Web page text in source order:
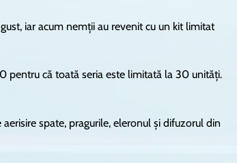
iar acum nemții au revenit cu un kit limitat
pentru că toată seria este limitată la 30 unități.
spate, pragurile, eleronul și difuzorul din